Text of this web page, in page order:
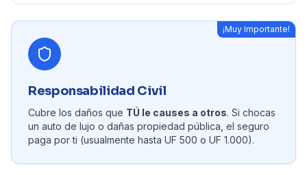
¡Muy Importante!
Responsabilidad Civil
Cubre los daños que TÚ le causes a otros. Si chocas
un auto de lujo o dañas propiedad pública, el seguro
paga por ti (usualmente hasta UF 500 o UF 1.000).